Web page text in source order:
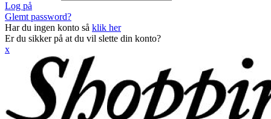
Log på
Glemt password?
Har du ingen konto så klik her
Er du sikker på at du vil slette din konto?
x